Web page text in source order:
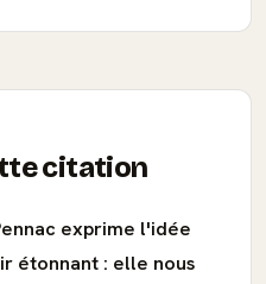
citation
exprime l'idée
étonnant : elle nous